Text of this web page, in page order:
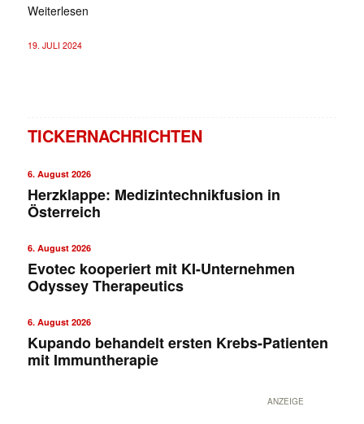
Weiterlesen
19. JULI 2024
TICKERNACHRICHTEN
6. August 2026
Herzklappe: Medizintechnikfusion in
Österreich
6. August 2026
Evotec kooperiert mit KI-Unternehmen
Odyssey Therapeutics
6. August 2026
Kupando behandelt ersten Krebs-Patienten
mit Immuntherapie
ANZEIGE